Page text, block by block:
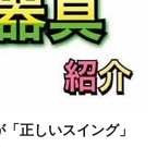
正しいスイング」